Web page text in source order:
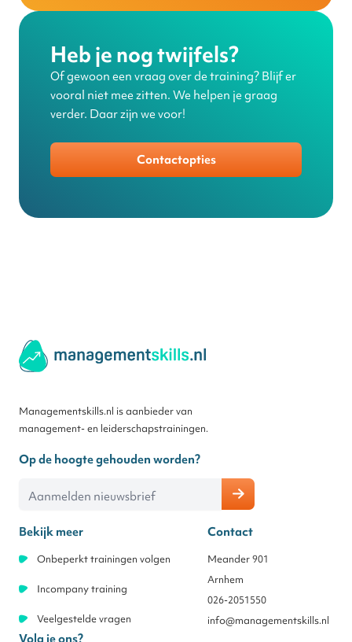
Heb je nog twijfels?
Of gewoon een vraag over de training? Blijf er
vooral niet mee zitten. We helpen je graag
verder. Daar zijn we voor!
Contactopties
Bekijk meer
Onbeperkt trainingen volgen
Incompany training
Veelgestelde vragen
Contact
Meander 901
Arnhem
026-2051550
info@managementskills.nl
Volg je ons?
Managementskills.nl is aanbieder van
management- en leiderschapstrainingen.
Op de hoogte gehouden worden?